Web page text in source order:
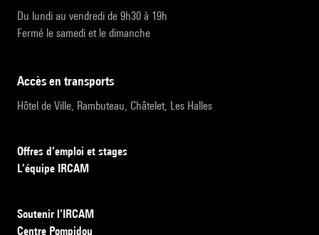
Du lundi au vendredi de 9h30 à 19h
Fermé le samedi et le dimanche
accès en transports
Hôtel de Ville, Rambuteau, Châtelet, Les Halles
Offres d’emploi et stages
L’équipe IRCAM
Soutenir l’IRCAM
Centre Pompidou